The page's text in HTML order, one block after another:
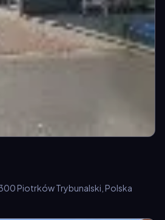
Piotrków Trybunalski, Polska